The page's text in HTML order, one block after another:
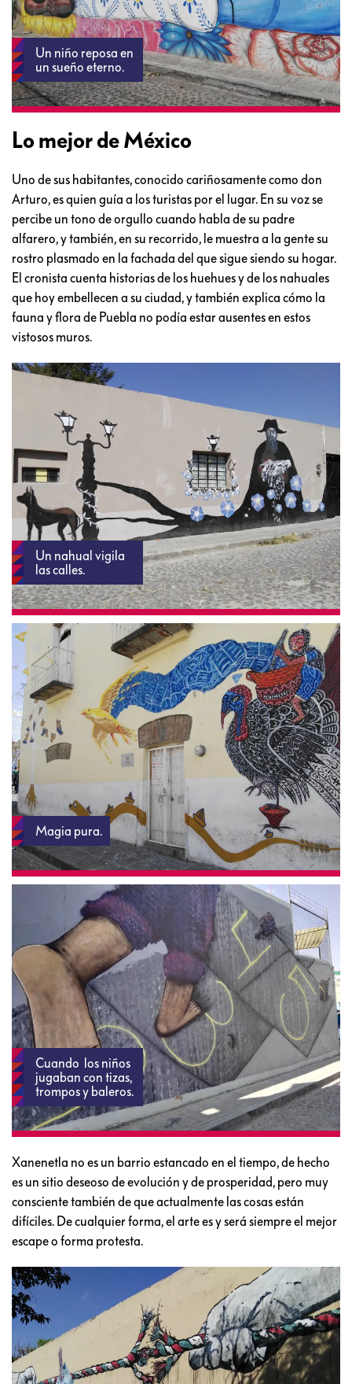
Un niño reposa en
un sueño eterno.
Lo mejor de México
Uno de sus habitantes, conocido cariñosamente como don
Arturo, es quien guía a los turistas por el lugar. En su voz se
percibe un tono de orgullo cuando habla de su padre
alfarero, y también, en su recorrido, le muestra a la gente su
rostro plasmado en la fachada del que sigue siendo su hogar.
El cronista cuenta historias de los huehues y de los nahuales
que hoy embellecen a su ciudad, y también explica cómo la
fauna y flora de Puebla no podía estar ausentes en estos
vistosos muros.
Un nahual vigila
las calles.
Magia pura.
Cuando los niños
jugaban con tizas,
trompos y baleros.
Xanenetla no es un barrio estancado en el tiempo, de hecho
es un sitio deseoso de evolución y de prosperidad, pero muy
consciente también de que actualmente las cosas están
difíciles. De cualquier forma, el arte es y será siempre el mejor
escape o forma protesta.